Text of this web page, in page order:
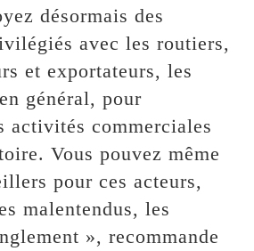
désormais des
avec les routiers,
et exportateurs, les
général, pour
activités commerciales
Vous pouvez même
pour ces acteurs,
malentendus, les
», recommande